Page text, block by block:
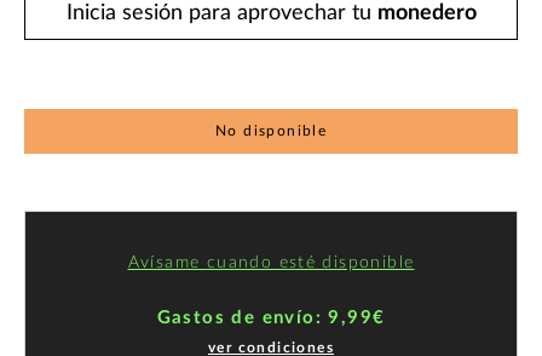
Inicia sesión para aprovechar tu monedero
No disponible
Avísame cuando esté disponible
Gastos de envío: 9,99€
ver condiciones